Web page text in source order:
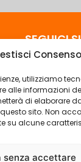
utilizziamo
alle informazioni
di elaborare
sito. Non
su alcune
senza accettare
SEGUICI